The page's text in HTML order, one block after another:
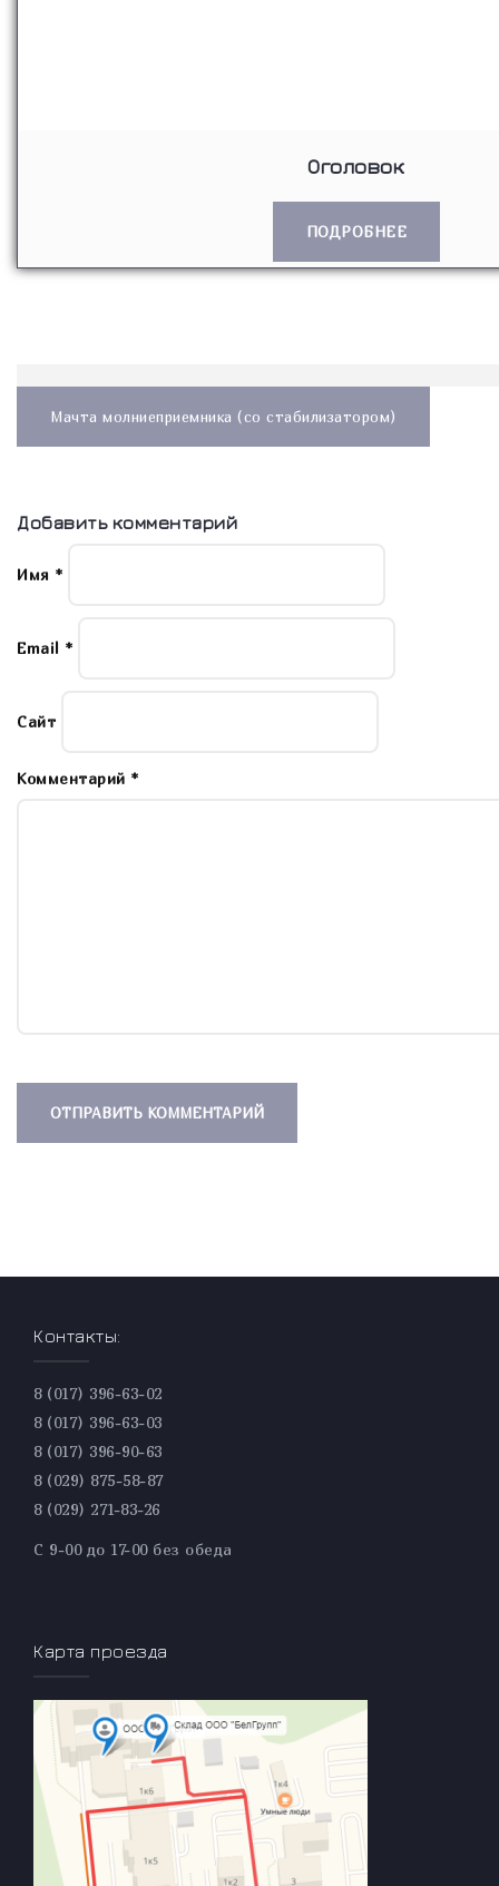
Оголовок
ПОДРОБНЕЕ
Мачта молниеприемника (со стабилизатором)
Добавить комментарий
Имя *
Email *
Сайт
Комментарий *
Контакты:
8 (017) 396-63-02
8 (017) 396-63-03
8 (017) 396-90-63
8 (029) 875-58-87
8 (029) 271-83-26
С 9-00 до 17-00 без обеда
Карта проезда